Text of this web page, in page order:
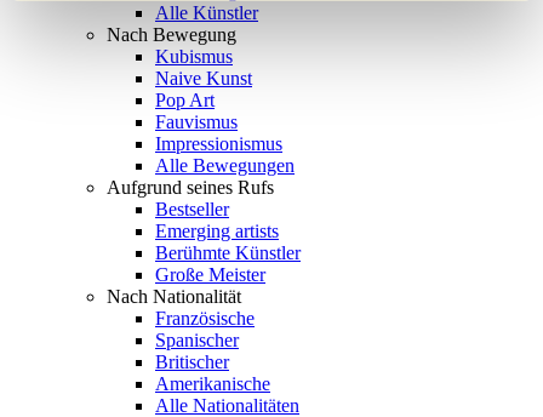
Alle Künstler
Nach Bewegung
Kubismus
Naive Kunst
Pop Art
Fauvismus
Impressionismus
Alle Bewegungen
Aufgrund seines Rufs
Bestseller
Emerging artists
Berühmte Künstler
Große Meister
Nach Nationalität
Französische
Spanischer
Britischer
Amerikanische
Alle Nationalitäten